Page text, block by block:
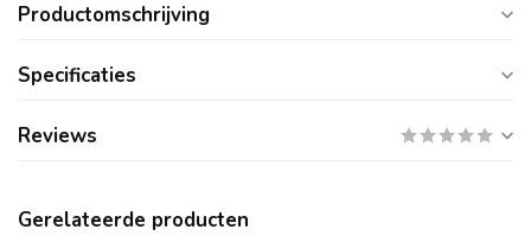
Productomschrijving
Specificaties
Reviews
Gerelateerde producten